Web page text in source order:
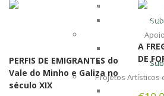
Projetos Artísticos
PERFIS DE EMIGRANTES do
Vale do Minho e Galiza no
século XIX
A
DE